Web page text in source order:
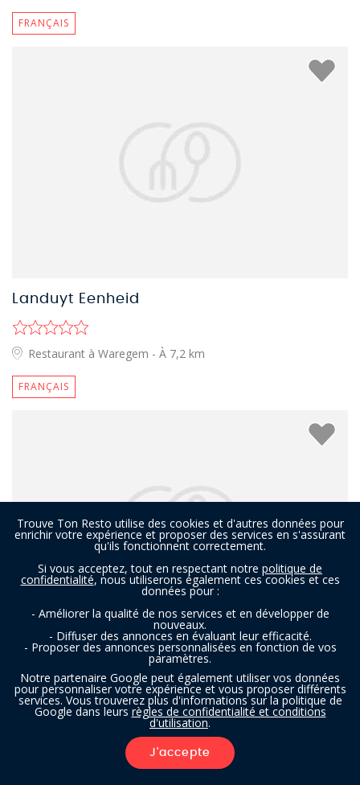
FILTRES
FRANÇAIS
Landuyt Eenheid
Restaurant à Waregem - À 7,2 km
FRANÇAIS
Restaurant à Courtrai - À 7,2 km
Trouve Ton Resto utilise des cookies et d'autres données pour
enrichir votre expérience et proposer des services en s'assurant
qu'ils fonctionnent correctement.
Si vous acceptez, tout en respectant notre politique de
confidentialité, nous utiliserons également ces cookies et ces
données pour :
- Améliorer la qualité de nos services et en développer de
nouveaux.
- Diffuser des annonces en évaluant leur efficacité.
- Proposer des annonces personnalisées en fonction de vos
paramètres.
Notre partenaire Google peut également utiliser vos données
pour personnaliser votre expérience et vous proposer différents
services. Vous trouverez plus d'informations sur la politique de
Google dans leurs règles de confidentialité et conditions
d'utilisation.
J'accepte